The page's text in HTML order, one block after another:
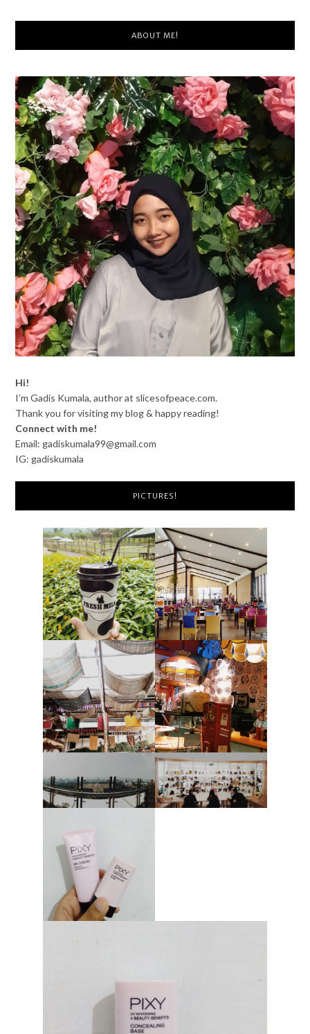
ABOUT ME!
Hi!
I’m Gadis Kumala, author at slicesofpeace.com.
Thank you for visiting my blog & happy reading!
Connect with me!
Email: gadiskumala99@gmail.com
IG: gadiskumala
PICTURES!